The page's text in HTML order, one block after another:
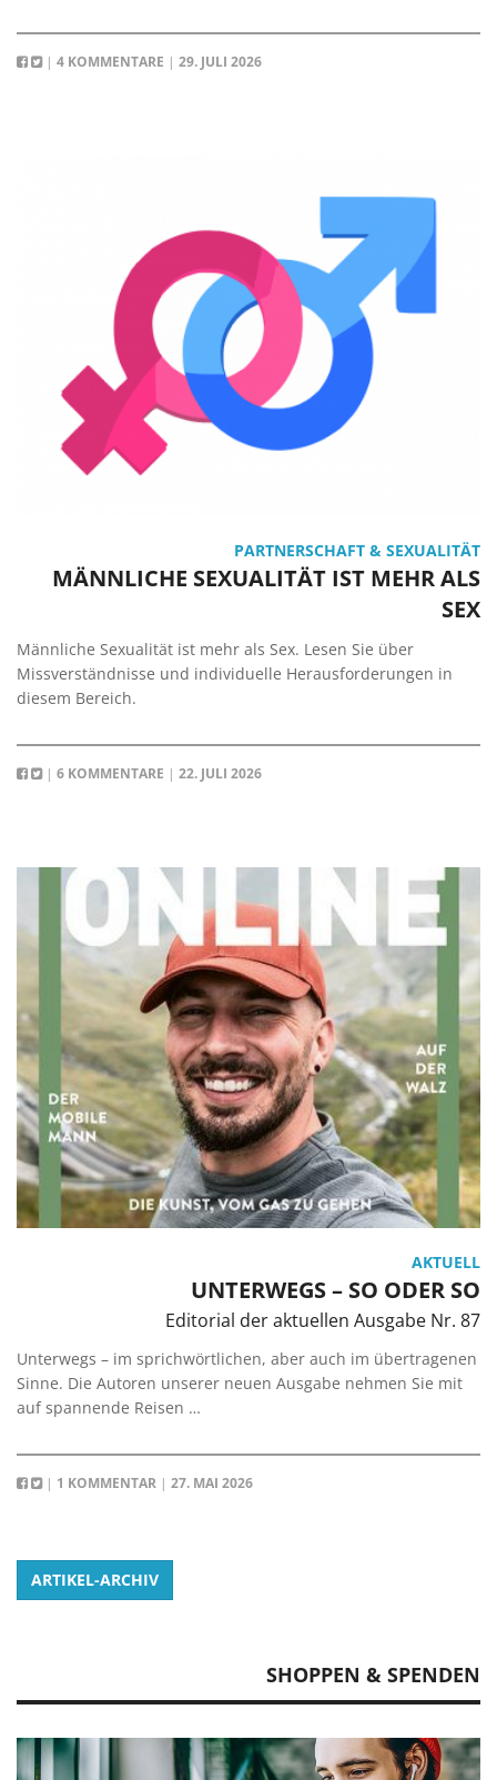
| 4 KOMMENTARE | 29. JULI 2026
PARTNERSCHAFT & SEXUALITÄT
MÄNNLICHE SEXUALITÄT IST MEHR ALS
SEX
Männliche Sexualität ist mehr als Sex. Lesen Sie über
Missverständnisse und individuelle Herausforderungen in
diesem Bereich.
| 6 KOMMENTARE | 22. JULI 2026
AKTUELL
UNTERWEGS – SO ODER SO
Editorial der aktuellen Ausgabe Nr. 87
Unterwegs – im sprichwörtlichen, aber auch im übertragenen
Sinne. Die Autoren unserer neuen Ausgabe nehmen Sie mit
auf spannende Reisen …
| 1 KOMMENTAR | 27. MAI 2026
ARTIKEL-ARCHIV
SHOPPEN & SPENDEN